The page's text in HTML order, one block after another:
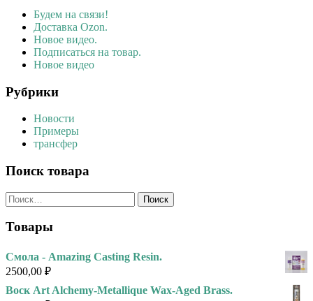
Будем на связи!
Доставка Ozon.
Новое видео.
Подписаться на товар.
Новое видео
Рубрики
Новости
Примеры
трансфер
Поиск товара
Найти:
Товары
Смола - Amazing Casting Resin.
2500,00 ₽
Воск Art Alchemy-Metallique Wax-Aged Brass.